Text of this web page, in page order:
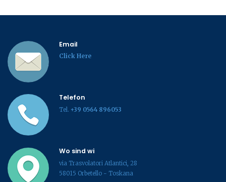
Email
Click Here
Telefon
Tel. +39 0564 896053
Wo sind wi
via Trasvolatori Atlantici, 28
58015 Orbetello - Toskana